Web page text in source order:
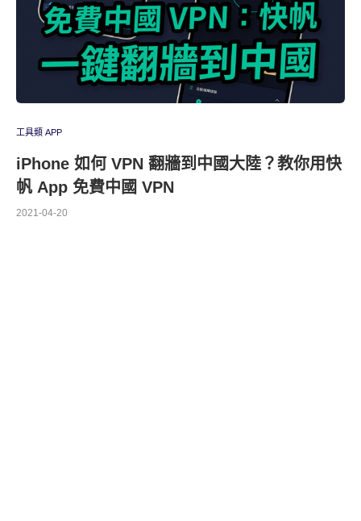
工具類 APP
iPhone 如何 VPN 翻牆到中國大陸？教你用快
帆 App 免費中國 VPN
2021-04-20